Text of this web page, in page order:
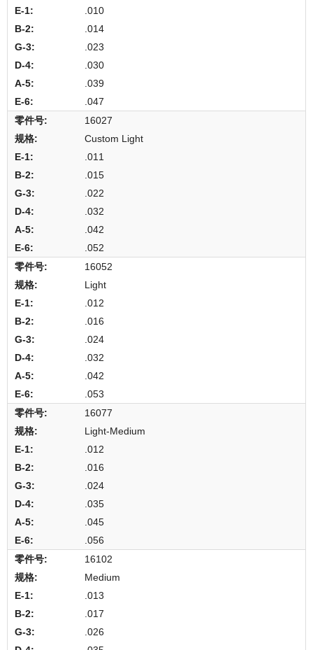
.010
.014
.023
.030
.039
.047
16027
Custom Light
.011
.015
.022
.032
.042
.052
16052
Light
.012
.016
.024
.032
.042
.053
16077
Light-Medium
.012
.016
.024
.035
.045
.056
16102
Medium
.013
.017
.026